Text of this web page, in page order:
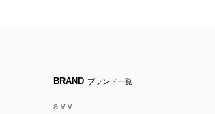
BRAND ブランド一覧
a.v.v